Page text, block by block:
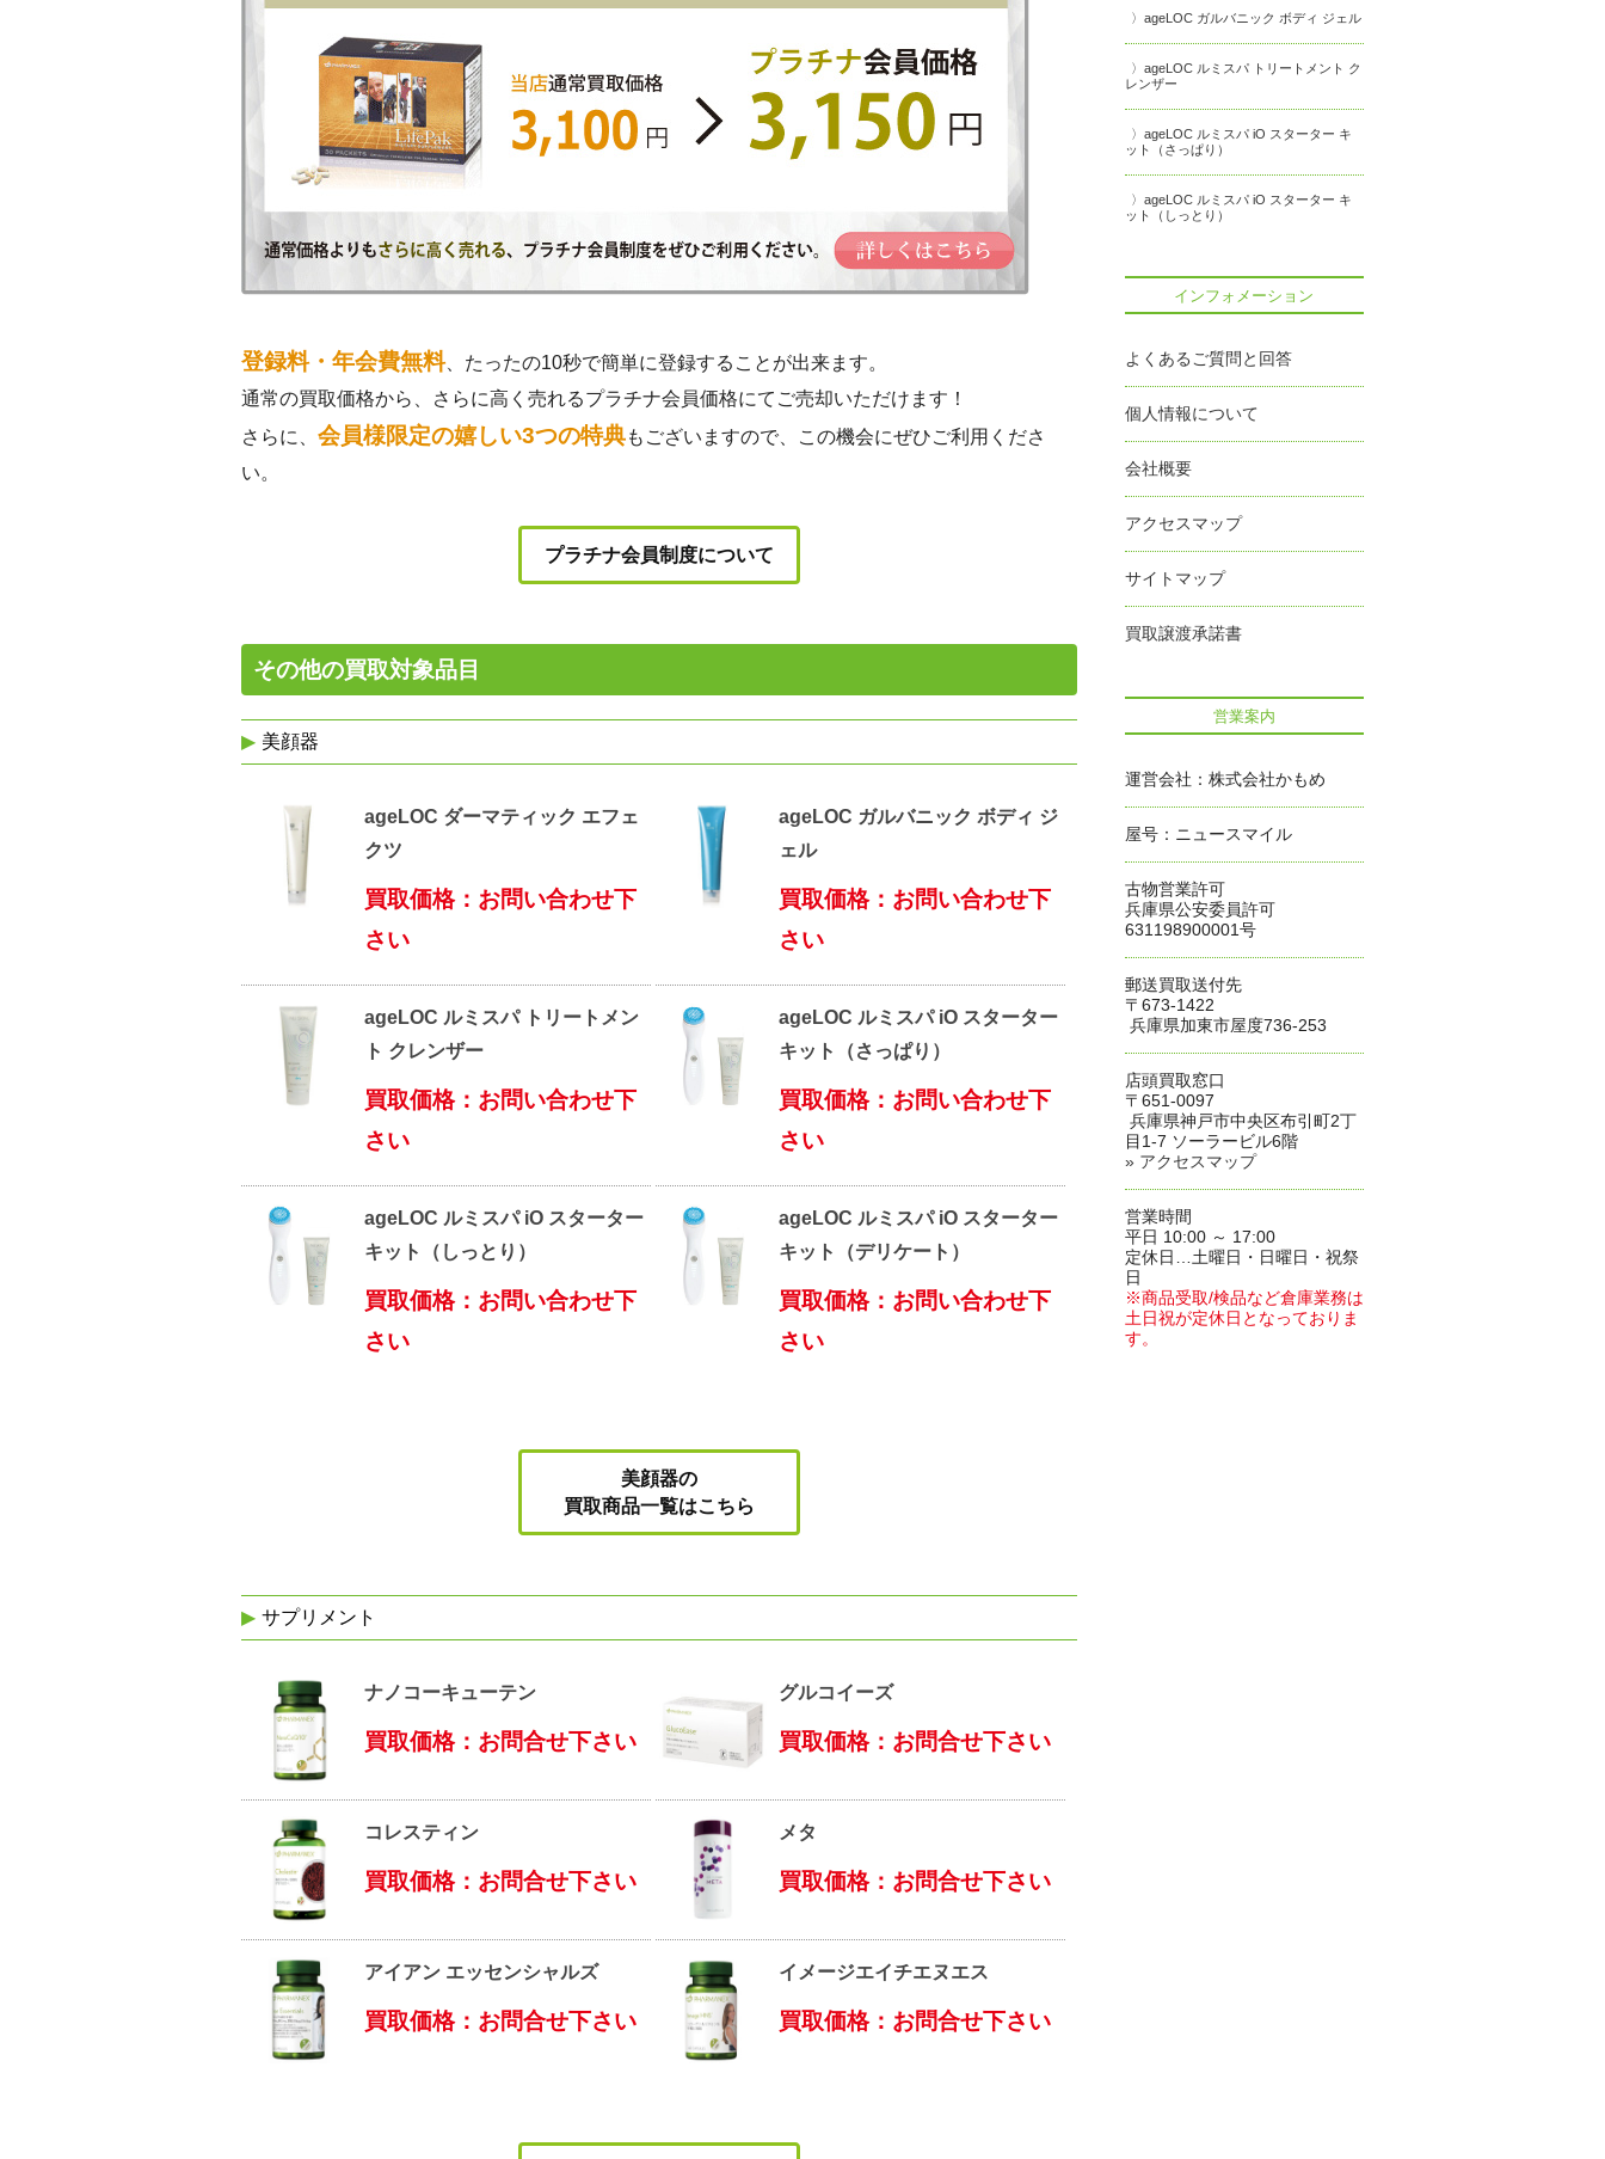
登録料・年会費無料、たったの10秒で簡単に登録することが出来ます。
通常の買取価格から、さらに高く売れるプラチナ会員価格にてご売却いただけます！
さらに、 会員様限定の嬉しい3つの特典もございますので、この機会にぜひご利用くださ
い。
プラチナ会員制度について
その他の買取対象品目
美顔器
ageLOC ダーマティック エフェ
クツ
買取価格：お問い合わせ下
さい
ageLOC ガルバニック ボディ ジ
ェル
買取価格：お問い合わせ下
さい
ageLOC ルミスパ トリートメン
ト クレンザー
買取価格：お問い合わせ下
さい
ageLOC ルミスパ iO スターター
キット（さっぱり）
買取価格：お問い合わせ下
さい
ageLOC ルミスパ iO スターター
キット（しっとり）
買取価格：お問い合わせ下
さい
ageLOC ルミスパ iO スターター
キット（デリケート）
買取価格：お問い合わせ下
さい
美顔器の
買取商品一覧はこちら
サプリメント
ナノコーキューテン
買取価格：お問合せ下さい
グルコイーズ
買取価格：お問合せ下さい
コレスティン
買取価格：お問合せ下さい
メタ
買取価格：お問合せ下さい
アイアン エッセンシャルズ
買取価格：お問合せ下さい
イメージエイチエヌエス
買取価格：お問合せ下さい
ageLOC ガルバニック ボディ ジェル
ageLOC ルミスパ トリートメント ク
レンザー
ageLOC ルミスパ iO スターター キ
ット（さっぱり）
ageLOC ルミスパ iO スターター キ
ット（しっとり）
インフォメーション
よくあるご質問と回答
個人情報について
会社概要
アクセスマップ
サイトマップ
買取譲渡承諾書
営業案内
運営会社：株式会社かもめ
屋号：ニュースマイル
古物営業許可
兵庫県公安委員許可
631198900001号
郵送買取送付先
〒673-1422
兵庫県加東市屋度736-253
店頭買取窓口
〒651-0097
兵庫県神戸市中央区布引町2丁
目1-7 ソーラービル6階
» アクセスマップ
営業時間
平日 10:00 ～ 17:00
定休日…土曜日・日曜日・祝祭
日
※商品受取/検品など倉庫業務は
土日祝が定休日となっておりま
す。